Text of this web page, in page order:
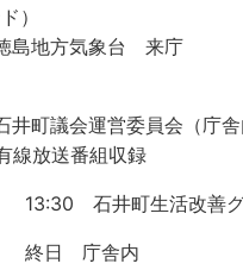
）
地方気象台 来庁
町議会運営委員会（庁舎
放送番組収録
13:30 石井町生活改善
終日 庁舎内